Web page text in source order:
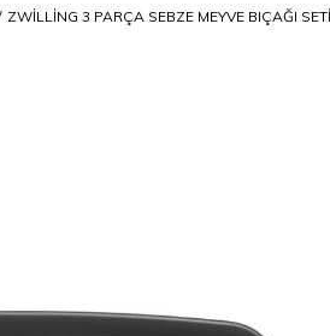
ZWILLING 3 PARÇA SEBZE MEYVE BIÇAĞI